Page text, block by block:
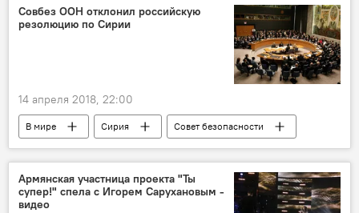
демонстранты
государство захват
Совбез ООН отклонил российскую
резолюцию по Сирии
14 апреля 2018, 22:00
В мире Сирия
Совет безопасности
резолюция
химатака
эксперт
атака
Армянская участница проекта "Ты
супер!" спела с Игорем Сарухановым -
видео